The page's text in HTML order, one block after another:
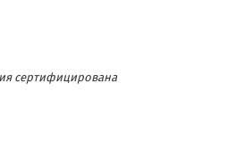
сертифицирована